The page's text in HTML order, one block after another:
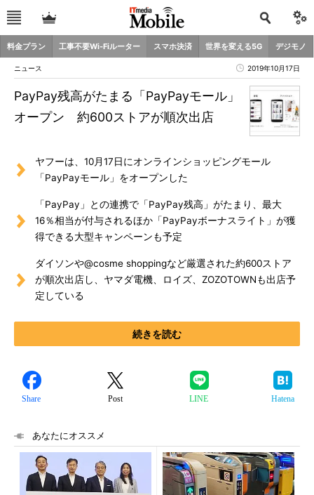
料金プラン 工事不要Wi-Fiルーター スマホ決済 世界を変える5G デジモノ
ニュース 2019年10月17日
PayPay残高がたまる「PayPayモール」
オープン 約600ストアが順次出店
ヤフーは、10月17日にオンラインショッピングモール
「PayPayモール」をオープンした
「PayPay」との連携で「PayPay残高」がたまり、最大
16％相当が付与されるほか「PayPayボーナスライト」が獲
得できる大型キャンペーンも予定
ダイソンや@cosme shoppingなど厳選された約600ストア
が順次出店し、ヤマダ電機、ロイズ、ZOZOTOWNも出店予
定している
続きを読む
Share Post LINE Hatena
あなたにオススメ